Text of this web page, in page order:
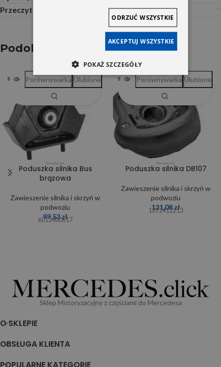
Przeczytaj Przed Zakupem
Podobne produkty
SOLD OUT
Poduszka silnika Bus
brązowa
Zawieszenie silnika i skrzyń w
podwoziu
99,53zł
6012400617
Porównywarka Ulubione SOLD OUT
Poduszka silnika DB107
Zawieszenie silnika i skrzyń w
podwoziu
121,08zł
1072412213
Porównywarka Ulubione
Sklep Motoryzacyjny z częściami do Mercedesa
O SKLEPIE
OBSŁUGA KLIENTA
POPULARNE KATEGORIE
AKCEPTUJ WSZYSTKIE
ODRZUĆ WSZYSTKIE
POKAŻ SZCZEGÓŁY